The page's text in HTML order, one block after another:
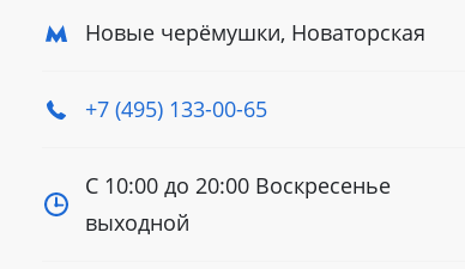
Новые черёмушки, Новаторская
+7 (495) 133-00-65
С 10:00 до 20:00 Воскресенье
выходной